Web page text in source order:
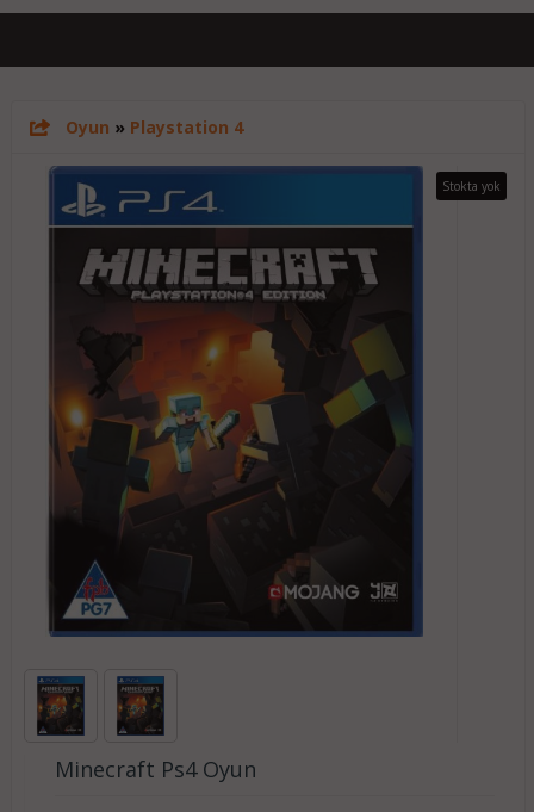
Oyun » Playstation 4
Stokta yok
Minecraft Ps4 Oyun